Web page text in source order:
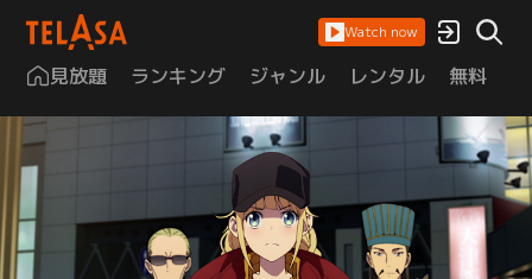
Watch now
見放題 ランキング ジャンル レンタル 無料